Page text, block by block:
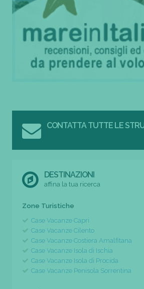
CONTATTA TUTTE LE
DESTINAZIONI
affina la tua ricerca
Zone Turistiche
Case Vacanze Capri
Case Vacanze Cilento
Case Vacanze Costiera Amalfitana
Case Vacanze Isola di Ischia
Case Vacanze Isola di Procida
Case Vacanze Penisola Sorrentina